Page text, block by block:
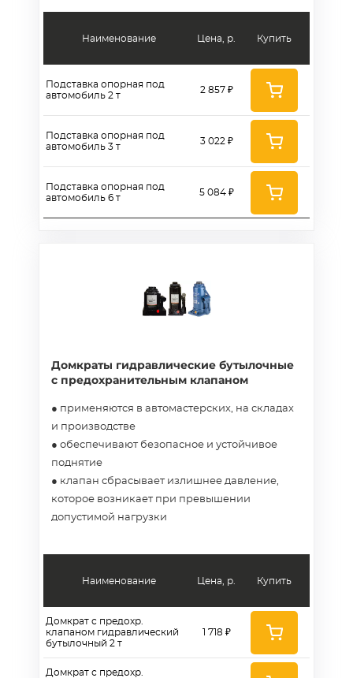
Наименование
Подставка опорная под
автомобиль 2 т
Подставка опорная под
автомобиль 3 т
Подставка опорная под
автомобиль 6 т
Цена, р.
2 857 ₽
3 022 ₽
5 084 ₽
Купить
Домкраты гидравлические бутылочные
с предохранительным клапаном
● применяются в автомастерских, на складах
и производстве
● обеспечивают безопасное и устойчивое
поднятие
● клапан сбрасывает излишнее давление,
которое возникает при превышении
допустимой нагрузки
Наименование
Домкрат с предохр.
клапаном гидравлический
бутылочный 2 т
Домкрат с предохр.
Цена, р.
1 718 ₽
Купить